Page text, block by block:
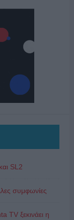
SL2
συμφωνίες
TV ξεκινάει η